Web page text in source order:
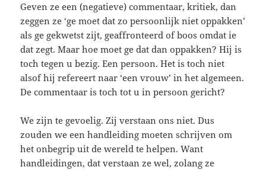
Geven ze een (negatieve) commentaar, kritiek, dan
zeggen ze ‘ge moet dat zo persoonlijk niet oppakken’
als ge gekwetst zijt, geaffronteerd of boos omdat ie
dat zegt. Maar hoe moet ge dat dan oppakken? Hij is
toch tegen u bezig. Een persoon. Het is toch niet
alsof hij refereert naar ‘een vrouw’ in het algemeen.
De commentaar is toch tot u in persoon gericht?
We zijn te gevoelig. Zij verstaan ons niet. Dus
zouden we een handleiding moeten schrijven om
het onbegrip uit de wereld te helpen. Want
handleidingen, dat verstaan ze wel, zolang ze